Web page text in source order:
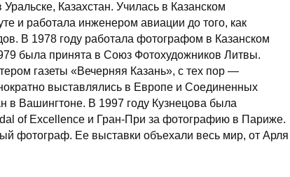
Казахстан. Училась в Казанском
и работала инженером авиации до того, как
В 1978 году работала фотографом в Казанском
была принята в Союз Фотохудожников Литвы.
газеты «Вечерняя Казань», с тех пор —
выставлялись в Европе и Соединенных
в Вашингтоне. В 1997 году Кузнецова была
of Excellence и Гран-При за фотографию в Париже.
Ее выставки объехали весь мир, от Арля